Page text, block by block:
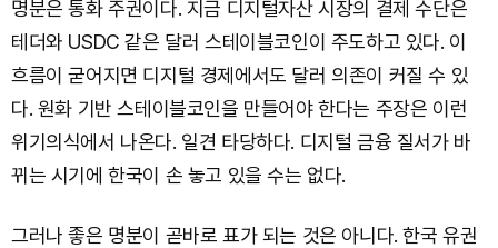
명분은 통화 주권이다. 지금 디지털자산 시장의 결제 수단은
테더와 USDC 같은 달러 스테이블코인이 주도하고 있다. 이
흐름이 굳어지면 디지털 경제에서도 달러 의존이 커질 수 있
다. 원화 기반 스테이블코인을 만들어야 한다는 주장은 이런
위기의식에서 나온다. 일견 타당하다. 디지털 금융 질서가 바
뀌는 시기에 한국이 손 놓고 있을 수는 없다.
그러나 좋은 명분이 곧바로 표가 되는 것은 아니다. 한국 유권